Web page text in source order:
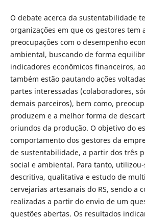
O debate acerca da sustentabilidade
organizações em que os gestores tem
preocupações com o desempenho
ambiental, buscando de forma
indicadores econômicos financeiros,
também estão pautando ações
partes interessadas (colaboradores,
demais parceiros), bem como,
produzem e a melhor forma de
oriundos da produção. O objetivo do
comportamento dos gestores da
de sustentabilidade, a partir dos três
social e ambiental. Para tanto,
descritiva, qualitativa e estudo de
cervejarias artesanais do RS, sendo a
realizadas a partir do envio de um
questões abertas. Os resultados